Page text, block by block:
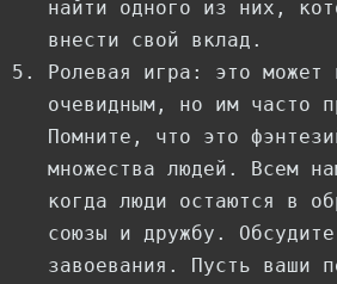
найти одного из них,
внести свой вклад.
Ролевая игра: это может
очевидным, но им часто
Помните, что это
множества людей. Всем
когда люди остаются в
союзы и дружбу.
завоевания. Пусть ваши